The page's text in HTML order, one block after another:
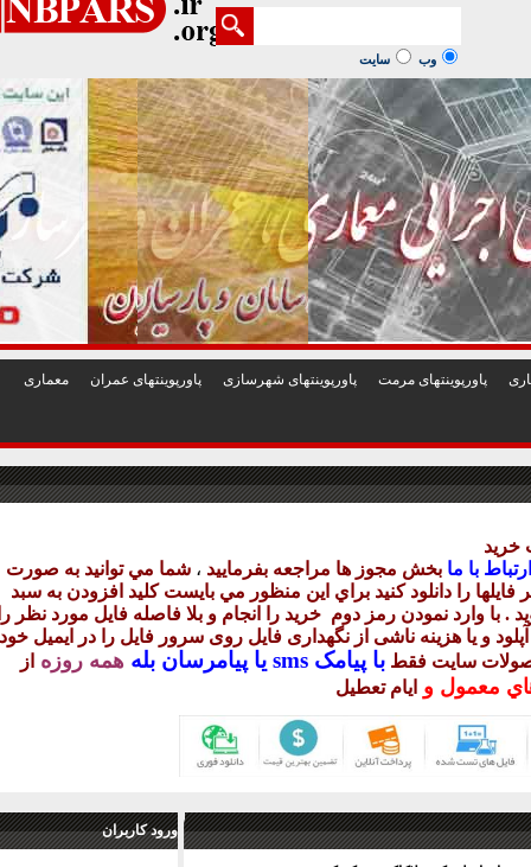
1 2 3 4 5